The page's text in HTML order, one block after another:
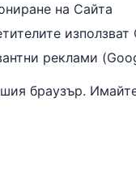
на Сайта
реклами
браузър.